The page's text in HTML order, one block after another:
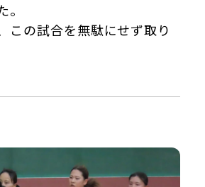
この試合を無駄にせず取り